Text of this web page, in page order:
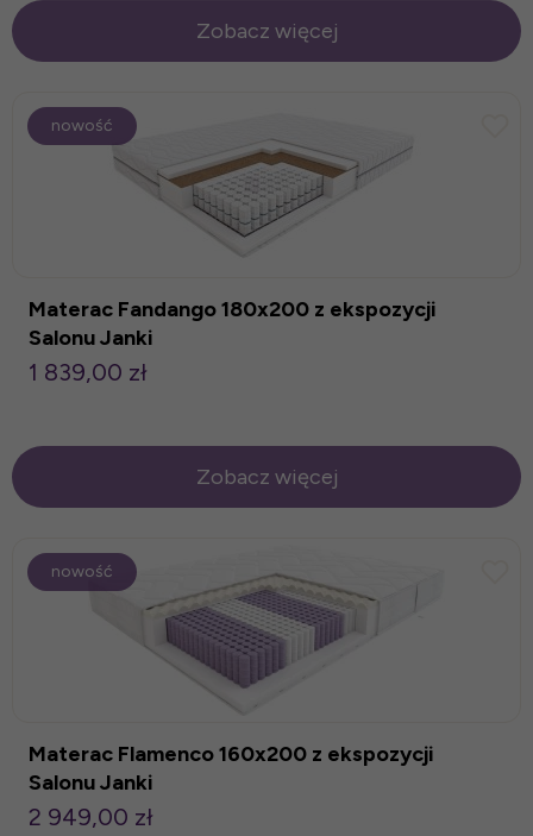
Zobacz więcej
Materac Fandango 180x200 z ekspozycji
Salonu Janki
1 839,00 zł
Zobacz więcej
nowość
Materac Flamenco 160x200 z ekspozycji
Salonu Janki
2 949,00 zł
nowość